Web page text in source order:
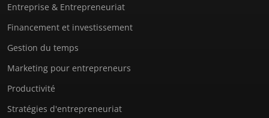
Entreprise & Entrepreneuriat
Financement et investissement
Gestion du temps
Marketing pour entrepreneurs
Productivité
Stratégies d'entrepreneuriat